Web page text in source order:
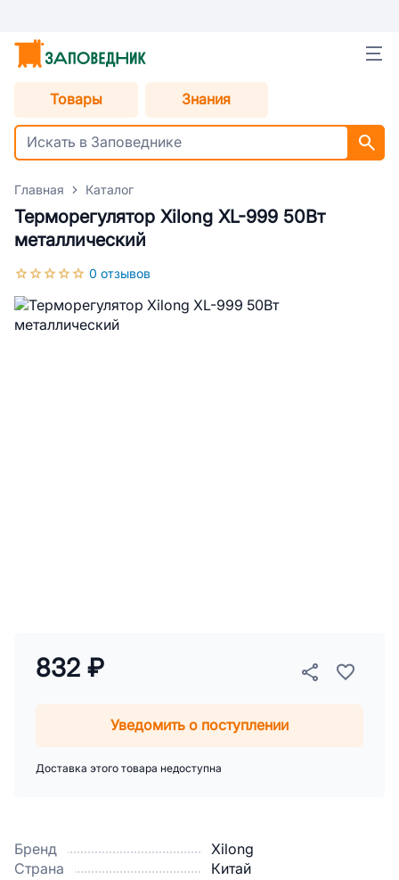
Товары Знания
Главная Каталог
Терморегулятор Xilong XL-999 50Вт
металлический
0 отзывов
Бренд
Xilong
Страна
Китай
832 ₽
Уведомить о поступлении
Доставка этого товара недоступна